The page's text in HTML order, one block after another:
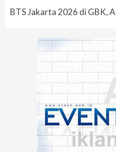
BTS Jakarta 2026 di GBK,